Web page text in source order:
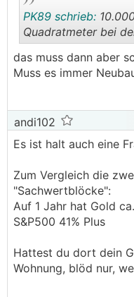
PK89 schrieb:
Quadratmeter bei
das muss dann aber
Muss es immer
andi102
Es ist halt auch eine
Zum Vergleich die
"Sachwertblöcke":
Auf 1 Jahr hat Gold
S&P500 41% Plus
Hattest du dort dein
Wohnung, blöd nur,